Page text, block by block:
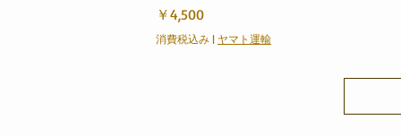
価格
￥4,500
消費税込み| ヤマト運輸